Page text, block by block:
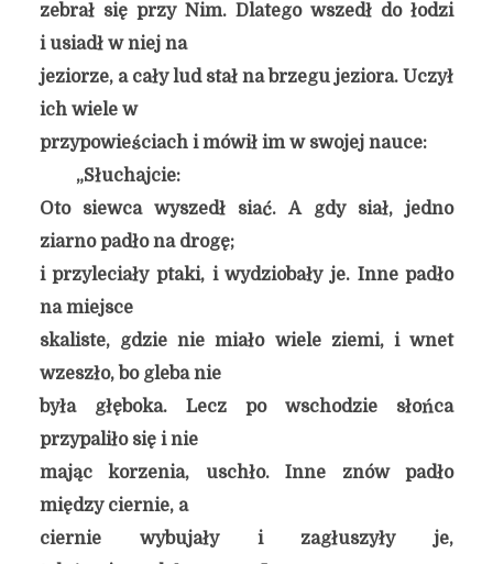
zebrał się przy Nim. Dlatego wszedł do łodzi
i usiadł w niej na
jeziorze, a cały lud stał na brzegu jeziora. Uczył
ich wiele w
przypowieściach i mówił im w swojej nauce:
„Słuchajcie:
Oto siewca wyszedł siać. A gdy siał, jedno
ziarno padło na drogę;
i przyleciały ptaki, i wydziobały je. Inne padło
na miejsce
skaliste, gdzie nie miało wiele ziemi, i wnet
wzeszło, bo gleba nie
była głęboka. Lecz po wschodzie słońca
przypaliło się i nie
mając korzenia, uschło. Inne znów padło
między ciernie, a
ciernie wybujały i zagłuszyły je,